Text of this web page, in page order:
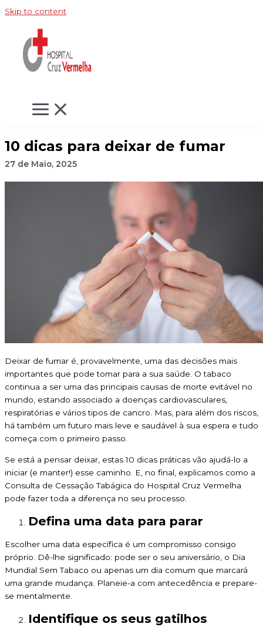
Skip to content
10 dicas para deixar de fumar
27 de Maio, 2025
Deixar de fumar é, provavelmente, uma das decisões mais
importantes que pode tomar para a sua saúde. O tabaco
continua a ser uma das principais causas de morte evitável no
mundo, estando associado a doenças cardiovasculares,
respiratórias e vários tipos de cancro. Mas, para além dos riscos,
há também um futuro mais leve e saudável à sua espera e tudo
começa com o primeiro passo.
Se está a pensar deixar, estas 10 dicas práticas vão ajudá-lo a
iniciar (e manter!) esse caminho. E, no final, explicamos como a
Consulta de Cessação Tabágica do Hospital Cruz Vermelha
pode fazer toda a diferença no seu processo.
Defina uma data para parar
Escolher uma data específica é um compromisso consigo
próprio. Dê-lhe significado: pode ser o seu aniversário, o Dia
Mundial Sem Tabaco ou apenas um dia comum que marcará
uma grande mudança. Planeie-a com antecedência e prepare-
se mentalmente.
Identifique os seus gatilhos